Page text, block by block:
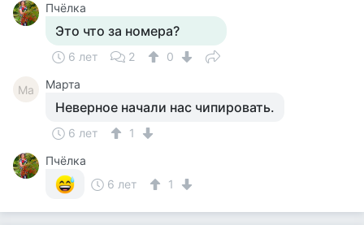
Пчёлка
Это что за номера?
6 лет 2 0
Ма Марта
Неверное начали нас чипировать.
6 лет
1
Пчёлка
6 лет
1